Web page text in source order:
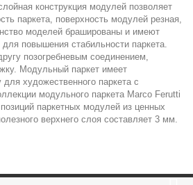
конструкция модулей позволяет
паркета, поверхность модулей резная,
моделей брашированы и имеют
повышения стабильности паркета.
позогребневым соединением,
Модульный паркет имеет
художественного паркета с
модульного паркета Marco Ferutti
паркетных модулей из ценных
верхнего слоя составляет 3 мм.